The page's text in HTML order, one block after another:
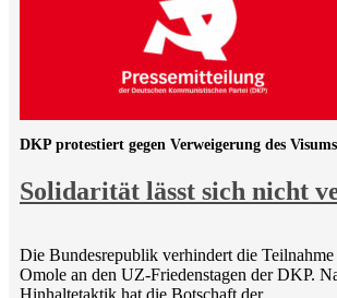
Solidarität lässt sich nicht
DKP protestiert gegen Verweigerung des
Die Bundesrepublik verhindert die
Omole an den UZ-Friedenstagen der DKP.
Hinhaltetaktik hat die Botschaft der…